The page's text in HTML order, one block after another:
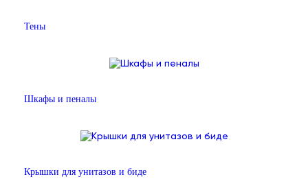
Тены
Шкафы и пеналы
Крышки для унитазов и биде